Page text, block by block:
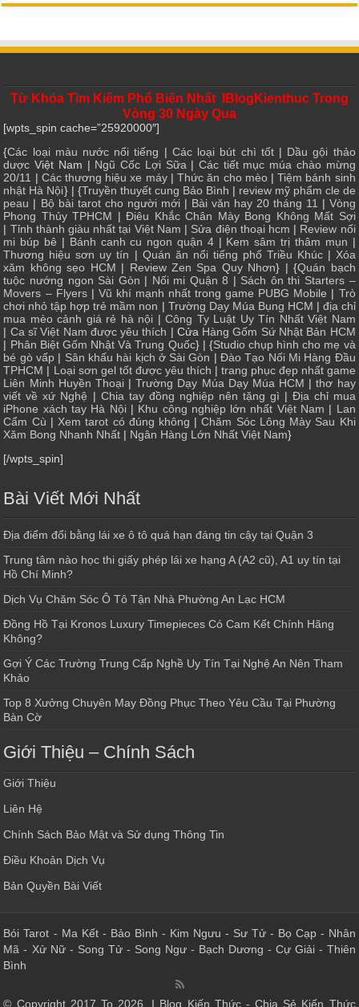
Từ Khóa Tìm Kiếm Phổ Biến Nhất IBlogKienthuc Trong
Vòng 30 Ngày Qua
[wpts_spin cache=”25920000″]
{Các loại màu nước nổi tiếng | Các loại bút chì tốt| Dầu gội thảo
dược Việt Nam | Ngũ Cốc Lợi Sữa | Các tiết mục múa chào mừng
20/11 | Các thương hiệu xe máy|Thức ăn cho mèo|Tiệm bánh sinh
nhật Hà Nội} | {Truyền thuyết cung Bảo Bình | review mỹ phẩm cle de
peau | Bộ bài tarot cho người mới| Bài văn hay 20 tháng 11 | Vòng
Phong Thủy TPHCM |Điêu Khắc Chân Mày Bong Không Mất Sợi
| Tỉnh thành giàu nhất tại Việt Nam | Sửa điện thoại hcm | Review nối
mi búp bê | Bánh canh cu ngon quận 4| Kem sâm trị thâm mụn |
Thương hiệu sơn uy tín | Quán ăn nổi tiếng phố Triều Khúc| Xóa
xăm không sẹo HCM | Review Zen Spa Quy Nhơn} | {Quán bạch
tuộc nướng ngon Sài Gòn | Nối mi Quận 8 | Sách ôn thi Starters –
Movers – Flyers| Vũ khí mạnh nhất trong game PUBG Mobile | Trò
chơi nhỏ tập hợp trẻ mầm non | Trường Dạy Múa Bụng HCM | địa chỉ
mua mèo cảnh giá rẻ hà nội |Công Ty Luật Uy Tín Nhất Việt Nam
| Ca sĩ Việt Nam được yêu thích | Cửa Hàng Gốm Sứ Nhật Bản HCM
| Phân Biệt Gốm Nhật Và Trung Quốc} | {Studio chụp hình cho mẹ và
bé gò vấp | Sân khấu hài kịch ở Sài Gòn |Đào Tạo Nối Mi Hàng Đầu
TPHCM | Loại sơn gel tốt được yêu thích | trang phục đẹp nhất game
Liên Minh Huyền Thoại|Trường Dạy Múa Dạy Múa HCM |thơ hay
viết về xứ Nghệ | Chia tay đồng nghiệp nên tặng gì | Địa chỉ mua
iPhone xách tay Hà Nội| Khu công nghiệp lớn nhất Việt Nam | Lan
Cẩm Cù | Xem tarot có đúng không |Chăm Sóc Lông Mày Sau Khi
Xăm Bong Nhanh Nhất | Ngân Hàng Lớn Nhất Việt Nam}
[/wpts_spin]
Bài Viết Mới Nhất
Địa điểm đổi bằng lái xe ô tô quá hạn đáng tin cậy tại Quận 3
Trung tâm nào học thi giấy phép lái xe hạng A (A2 cũ), A1 uy tín tại
Hồ Chí Minh?
Dịch Vụ Chăm Sóc Ô Tô Tận Nhà Phường An Lạc HCM
Đồng Hồ Tại Kronos Luxury Timepieces Có Cam Kết Chính Hãng
Không?
Gợi Ý Các Trường Trung Cấp Nghề Uy Tín Tại Nghệ An Nên Tham
Khảo
Top 8 Xưởng Chuyên May Đồng Phục Theo Yêu Cầu Tại Phường
Bàn Cờ
Giới Thiệu – Chính Sách
Giới Thiệu
Liên Hệ
Chính Sách Bảo Mật và Sử dụng Thông Tin
Điều Khoản Dịch Vụ
Bản Quyền Bài Viết
Bói Tarot - Ma Kết- Bảo Bình - Kim Ngưu - Sư Tử- Bọ Cạp- Nhân
Mã - Xử Nữ- Song Tử- Song Ngư- Bạch Dương - Cự Giải- Thiên
Bình
© Copyright 2017 To 2026, I Blog Kiến Thức - Chia Sẻ Kiến Thức